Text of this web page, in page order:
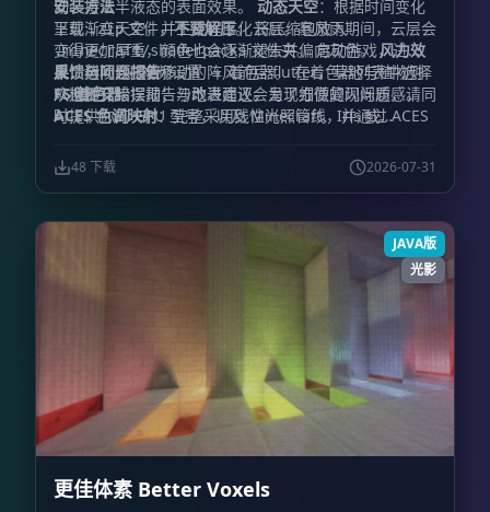
动、接近半液态的表面效果。 动态天空：根据时间变化
呈现渐变天空，并生成程序化云层。暴风雨期间，云层会
变得更加厚重，颜色也会逐渐褪去并偏向灰色。风力效
果：树叶会随着移动的阵风前后 flutter，草地与植物则
从根部开始摆动；沙地表面还会呈现细微的闪烁质感。
ACES 色调映射：完整采用线性光照管线，并通过 ACES
安装方法
下载.zip文件，不要解压。 将压缩包放入
.minecraft/shaderpacks文件夹。 启动游戏，进
入：选项 → 视频设置 → 着色器。 在着色器列表中选择
FS 着色器。
反馈与问题报告
欢迎提交错误报告与改进建议。为了方便复现问题，请同
时提供你的 GPU 型号，以及 Minecraft、Iris 或
48 下载 2026-07-31
JAVA版
光影
更佳体素 Better Voxels